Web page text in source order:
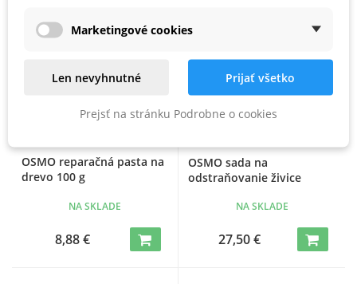
OSMO reparačná pasta na
drevo 100 g
NA SKLADE
8,88 €
OSMO sada na
odstraňovanie živice
NA SKLADE
27,50 €
Marketingové cookies
Len nevyhnutné Prijať všetko
Prejsť na stránku Podrobne o cookies